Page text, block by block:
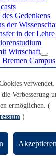
des Gedenkens
der
in der Lehre
Wirtschaft
und
an der
an der
Schule
und
Verbesserung
ermöglichen. (
)
Akzeptieren